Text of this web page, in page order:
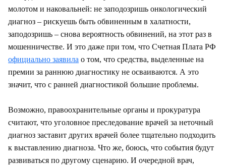
молотом и наковальней: не заподозришь онкологический
диагноз – рискуешь быть обвиненным в халатности,
заподозришь – снова вероятность обвинений, на этот раз в
мошенничестве. И это даже при том, что Счетная Плата РФ
официально заявила о том, что средства, выделенные на
премии за раннюю диагностику не осваиваются. А это
значит, что с ранней диагностикой большие проблемы.
Возможно, правоохранительные органы и прокуратура
считают, что уголовное преследование врачей за неточный
диагноз заставит других врачей более тщательно подходить
к выставлению диагноза. Что же, боюсь, что события будут
развиваться по другому сценарию. И очередной врач,